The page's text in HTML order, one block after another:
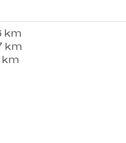
km
km
km